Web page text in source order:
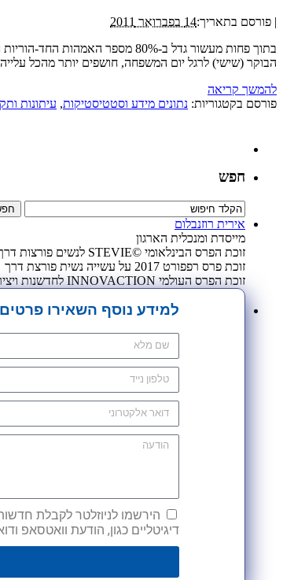
| פורסם בתאריך:14 בפברואר 2011
הבוקר (שישי) לרגל יום המשפחה, חושפים יותר מהכל עלייה בכמות האמהות
להמשך קריאה
פורסם בקטגוריות: נתונים מידע וסטטיסטיקות, עיתונות
חפש
אירית רוזנבלום
מייסדת ומנכלית הארגון
זוכת הפרס הבינלאומי ©STEVIE לנשים פורצות דרך 2019
זוכת פרס רפפורט 2017 על עשייה נשית פורצת דרך
זוכת הפרס העולמי INNOVACTION לחדשנות ויצירתיות משפטית 2009
למידע נוסף השאירו פרטים
הירשמו לניוזלטר לקבלת
דיגיטליים כגון, הודעת וואטסאפ